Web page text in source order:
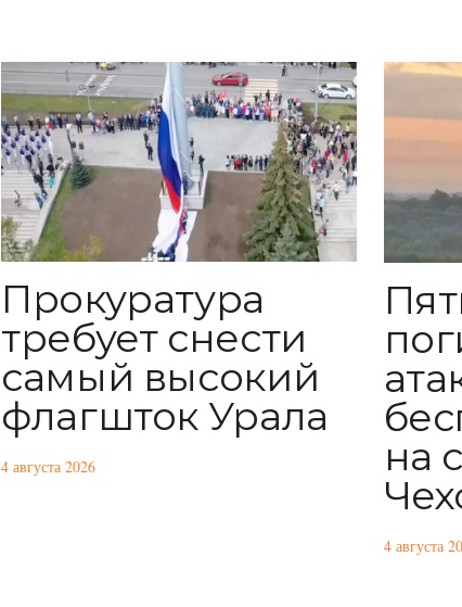
Прокуратура
требует снести
самый высокий
флагшток Урала
4 августа 2026
на
4 августа